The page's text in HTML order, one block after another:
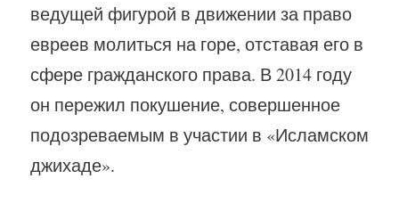
ведущей фигурой в движении за право
евреев молиться на горе, отставая его в
сфере гражданского права. В 2014 году
он пережил покушение, совершенное
подозреваемым в участии в «Исламском
джихаде».